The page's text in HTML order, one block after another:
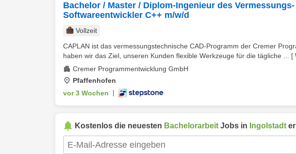
Bachelor / Master / Diplom-Ingenieur des
Softwareentwickler C++ m/w/d
Vollzeit
CAPLAN ist das vermessungstechnische CAD-Programm der Cremer
haben wir das Ziel, unseren Kunden flexible Werkzeuge für die tägliche ...
[
Cremer Programmentwicklung GmbH
Pfaffenhofen
vor 3 Wochen
Kostenlos die neuesten Bachelorarbeit Jobs in Ingolstadt